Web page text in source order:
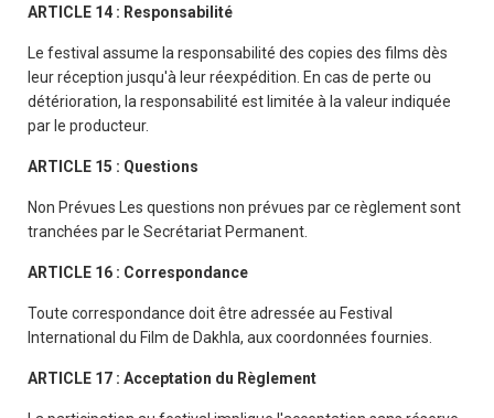
ARTICLE 14 : Responsabilité
Le festival assume la responsabilité des copies des films dès
leur réception jusqu'à leur réexpédition. En cas de perte ou
détérioration, la responsabilité est limitée à la valeur indiquée
par le producteur.
ARTICLE 15 : Questions
Non Prévues Les questions non prévues par ce règlement sont
tranchées par le Secrétariat Permanent.
ARTICLE 16 : Correspondance
Toute correspondance doit être adressée au Festival
International du Film de Dakhla, aux coordonnées fournies.
ARTICLE 17 : Acceptation du Règlement